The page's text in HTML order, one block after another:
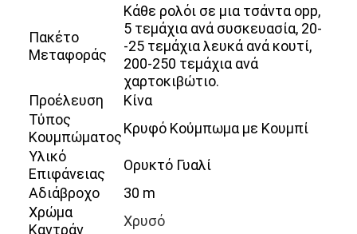
Πακέτο
Μεταφοράς
Κάθε ρολόι σε μια τσάντα opp,
5 τεμάχια ανά συσκευασία, 20-
-25 τεμάχια λευκά ανά κουτί,
200-250 τεμάχια ανά
χαρτοκιβώτιο.
Προέλευση
Κίνα
Τύπος
Κουμπώματος
Κρυφό Κούμπωμα με Κουμπί
Υλικό
Επιφάνειας
Ορυκτό Γυαλί
Αδιάβροχο
30 m
Χρώμα
Καντράν
Χρυσό